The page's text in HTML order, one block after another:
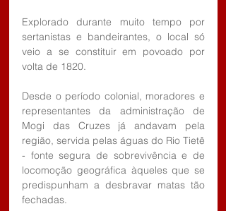
Explorado durante muito tempo por
sertanistas e bandeirantes, o local só
veio a se constituir em povoado por
volta de 1820.
Desde o período colonial, moradores e
representantes da administração de
Mogi das Cruzes já andavam pela
região, servida pelas águas do Rio Tietê
- fonte segura de sobrevivência e de
locomoção geográfica àqueles que se
predispunham a desbravar matas tão
fechadas.